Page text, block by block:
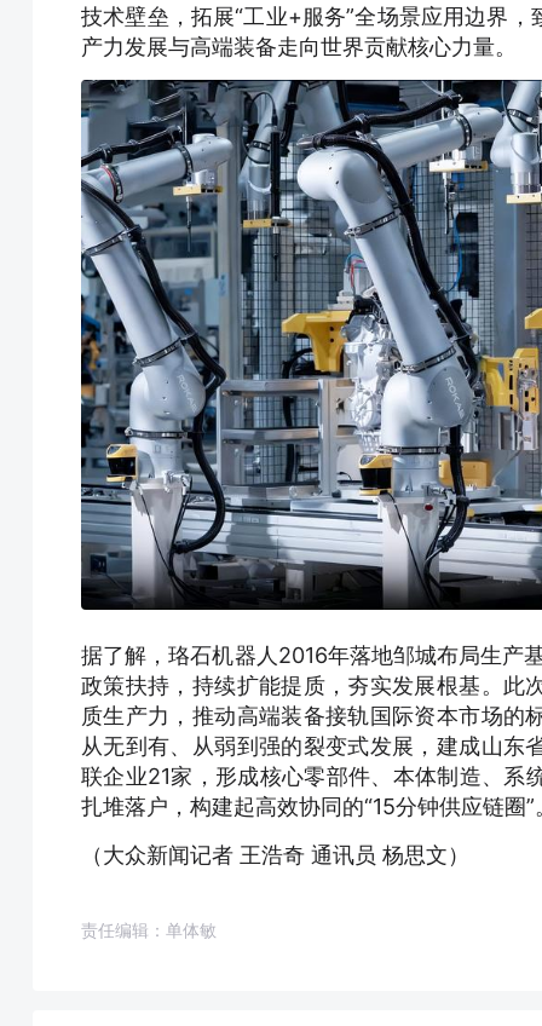
技术壁垒，拓展“工业+服务”全场景应用边界
产力发展与高端装备走向世界贡献核心力量。
据了解，珞石机器人2016年落地邹城布局生产
政策扶持，持续扩能提质，夯实发展根基。此
质生产力，推动高端装备接轨国际资本市场的
从无到有、从弱到强的裂变式发展，建成山东
联企业21家，形成核心零部件、本体制造、系
扎堆落户，构建起高效协同的“15分钟供应链圈”
（大众新闻记者 王浩奇 通讯员 杨思文）
责任编辑：单体敏